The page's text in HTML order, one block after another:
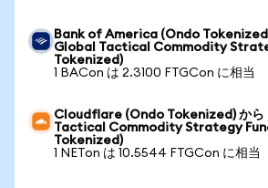
Bank of America (Ondo
Global Tactical Commodity
Tokenized)
1 BACon は 2.3100 FTGCon に相当
Cloudflare (Ondo Tokenized) から
Tactical Commodity Strategy
Tokenized)
1 NETon は 10.5544 FTGCon に相当